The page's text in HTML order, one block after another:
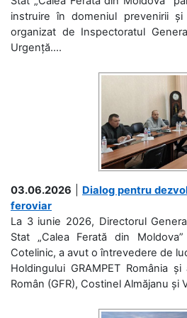
instruire în domeniul prevenirii și
organizat de Inspectoratul
Urgență....
03.06.2026
Dialog pentru
feroviar
La 3 iunie 2026, Directorul
Stat „Calea Ferată din
Cotelinic, a avut o întrevedere de
Holdingului GRAMPET România
Român (GFR), Costinel Almăjanu și